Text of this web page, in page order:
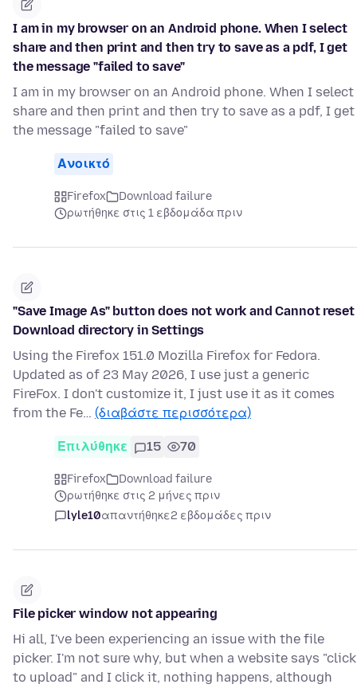
I am in my browser on an Android phone. When I select
share and then print and then try to save as a pdf, I get
the message "failed to save"
I am in my browser on an Android phone. When I select
share and then print and then try to save as a pdf, I get
the message "failed to save"
Ανοικτό
Firefox
Download failure
ρωτήθηκε στις 1 εβδομάδα πριν
"Save Image As" button does not work and Cannot reset
Download directory in Settings
Using the Firefox 151.0 Mozilla Firefox for Fedora.
Updated as of 23 May 2026, I use just a generic
FireFox. I don't customize it, I just use it as it comes
from the Fe… (διαβάστε περισσότερα)
Επιλύθηκε 15 70
Firefox
Download failure
ρωτήθηκε στις 2 μήνες πριν
lyle10απαντήθηκε2 εβδομάδες πριν
File picker window not appearing
Hi all, I've been experiencing an issue with the file
picker. I'm not sure why, but when a website says "click
to upload" and I click it, nothing happens, although